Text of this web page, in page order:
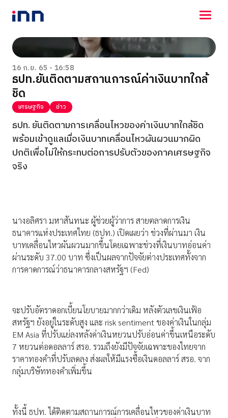
NEWS
ENTERTAINMENT
LIFESTYLE
HOROSCOPE
LOTTERY
VIDEO
ร่วมด้วยช่วยกัน
16 ก.ย. 65 - 16:58
ธปท.ยันติดตามสถานการณ์ค่าเงินบาทใกล้
ชิด
เศรษฐกิจ ข่าว
ธปท. ยันติดตามการเคลื่อนไหวของค่าเงินบาทใกล้ชิด
พร้อมเข้าดูแลเมื่อเงินบาทเคลื่อนไหวผันผวนมากผิด
ปกติเพื่อไม่ให้กระทบต่อการปรับตัวของภาคเศรษฐกิจ
จริง
นางอลิศรา มหาสันทนะ ผู้ช่วยผู้ว่าการ สายตลาดการเงิน
ธนาคารแห่งประเทศไทย (ธปท.) เปิดเผยว่า ช่วงที่ผ่านมา เงิน
บาทเคลื่อนไหวผันผวนมากขึ้นโดยเฉพาะช่วงที่เงินบาทอ่อนค่า
ผ่านระดับ 37.00 บาท ซึ่งเป็นผลจากปัจจัยต่างประเทศทั้งจาก
การคาดการณ์ว่าธนาคารกลางสหรัฐฯ (Fed)
จะปรับอัตราดอกเบี้ยนโยบายมากกว่าเดิม หลังตัวเลขเงินเฟ้อ
สหรัฐฯ ยังอยู่ในระดับสูง และ risk sentiment ของค่าเงินในกลุ่ม
EM Asia ที่ปรับแย่ลงหลังค่าเงินหยวนปรับอ่อนค่าขึ้นเหนือระดับ
7 หยวนต่อดอลลาร์ สรอ. รวมถึงยังมีปัจจัยเฉพาะของไทยจาก
ราคาทองคำที่ปรับลดลง ส่งผลให้มีแรงซื้อเงินดอลลาร์ สรอ. จาก
กลุ่มบริษัททองคำเพิ่มขึ้น
ทั้งนี้ ธปท. ได้ติดตามสถานการณ์การเคลื่อนไหวของค่าเงินบาท